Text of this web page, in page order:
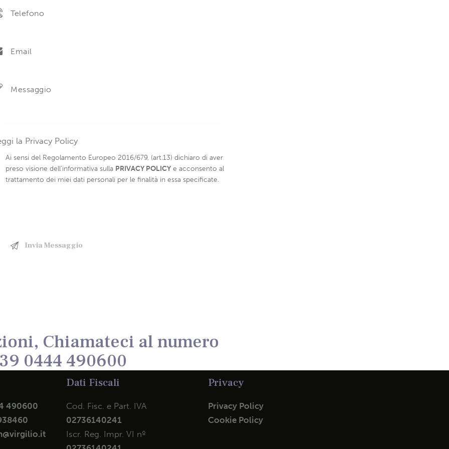
la Privacy Policy
Ai sensi del Regolamento Europeo 2016/679, (art.13) dichiaro di aver
preso visione dell’informativa sulla PRIVACY POLICYe acconsento al
trattamento dei miei dati personali per le finalità in essa specificate.
Chiamateci al numero
0444 490600
490600
Dati Fiscali
Cod. Fisc. e Part. IVA
02736140241
Iscr. Reg. Impr. VI nº
Privacy
Privacy Policy
Cookie Policy